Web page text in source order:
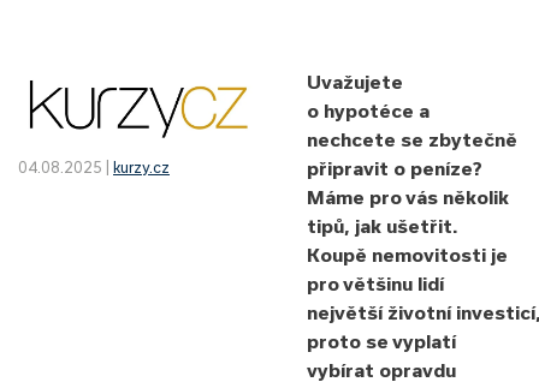
04.08.2025 | kurzy.cz
Uvažujete
o hypotéce a
nechcete se zbytečně
připravit o peníze?
Máme pro vás několik
tipů, jak ušetřit.
Koupě nemovitosti je
pro většinu lidí
největší životní
proto se vyplatí
vybírat opravdu